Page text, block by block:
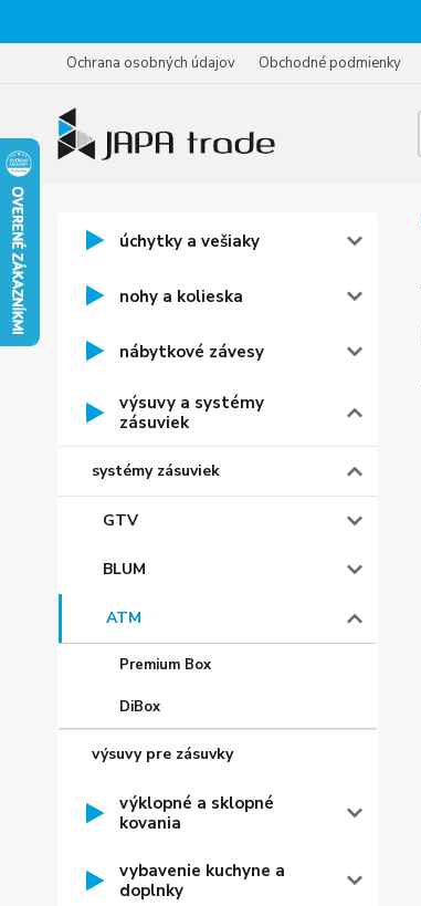
Ochrana osobných údajov Obchodné podmienky
úchytky a vešiaky
nohy a kolieska
nábytkové závesy
výsuvy a systémy
zásuviek
systémy zásuviek
GTV
BLUM
ATM
Premium Box
DiBox
výsuvy pre zásuvky
výklopné a sklopné
kovania
vybavenie kuchyne a
doplnky